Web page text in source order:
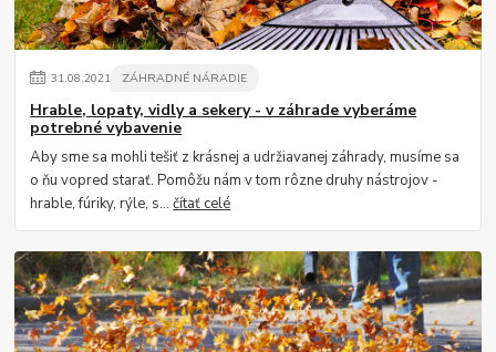
31.08.2021 ZÁHRADNÉ NÁRADIE
Hrable, lopaty, vidly a sekery - v záhrade vyberáme
potrebné vybavenie
Aby sme sa mohli tešiť z krásnej a udržiavanej záhrady, musíme sa
o ňu vopred starať. Pomôžu nám v tom rôzne druhy nástrojov -
hrable, fúriky, rýle, s...čítať celé